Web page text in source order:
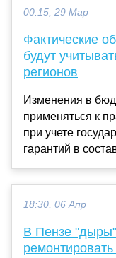
00:15, 29 Мар
Фактические
будут
регионов
Изменения в
применяться к
при учете
гарантий в
18:30, 06 Апр
В Пензе